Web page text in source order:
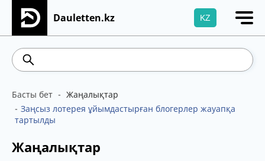
Dauletten.kz KZ
Сіздің өтінішіңіз сәтті жіберілді, Рақмет!
Басты бет
Жаңалықтар
Заңсыз лотерея ұйымдастырған блогерлер жауапқа
тартылды
Жаңалықтар